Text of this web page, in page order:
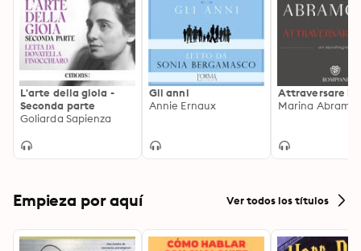
L'arte della gioia -
Seconda parte
Goliarda Sapienza
Gli anni
Annie Ernaux
Attraversare i
Marina
Empieza por aquí Ver todos los títulos